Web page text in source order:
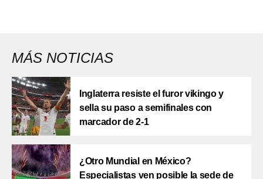
MÁS NOTICIAS
Inglaterra resiste el furor vikingo y
sella su paso a semifinales con
marcador de 2-1
¿Otro Mundial en México?
Especialistas ven posible la sede de